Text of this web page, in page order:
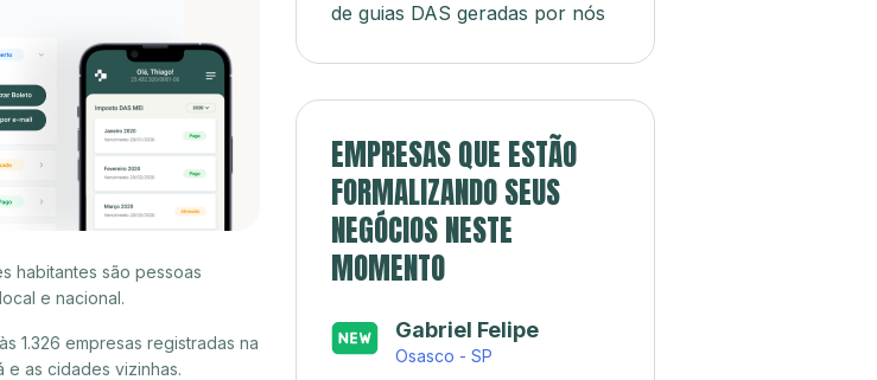
habitantes são pessoas
e nacional.
1.326 empresas registradas na
as cidades vizinhas.
de guias DAS geradas por nós
EMPRESAS QUE ESTÃO
FORMALIZANDO SEUS
NEGÓCIOS NESTE
MOMENTO
Gabriel Felipe
Osasco - SP